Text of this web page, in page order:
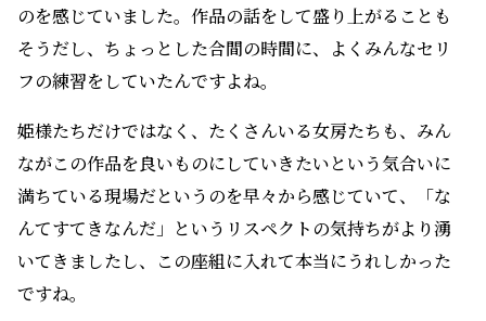
ながこの作品を良いものにしていきたいという気合いに
満ちている現場だというのを早々から感じていて、「な
んてすてきなんだ」というリスペクトの気持ちがより湧
ですね。